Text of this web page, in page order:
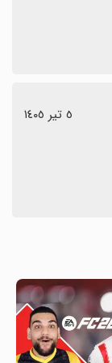
٥ تیر ١٤٠٥